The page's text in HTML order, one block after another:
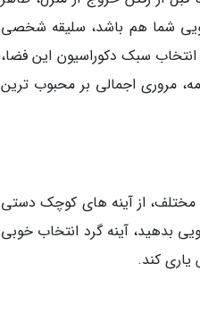
شما هم باشد، سلیقه شخصی
سبک دکوراسیون این فضا،
مروری اجمالی بر محبوب ترین
مختلف، از آینه های کوچک دستی
بدهید، آینه گرد انتخاب خوبی
کند.